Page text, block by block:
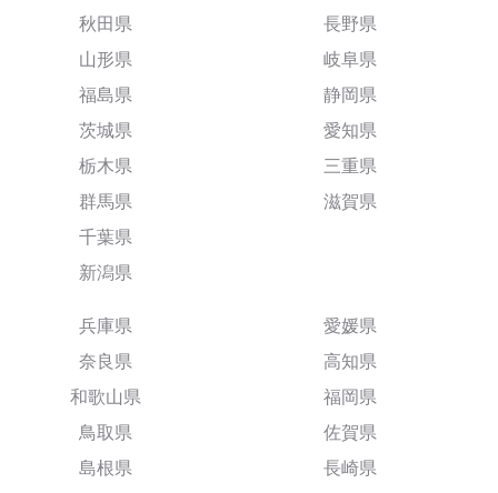
秋田県
山形県
福島県
茨城県
栃木県
群馬県
千葉県
新潟県
長野県
岐阜県
静岡県
愛知県
三重県
滋賀県
兵庫県
奈良県
和歌山県
鳥取県
島根県
愛媛県
高知県
福岡県
佐賀県
長崎県